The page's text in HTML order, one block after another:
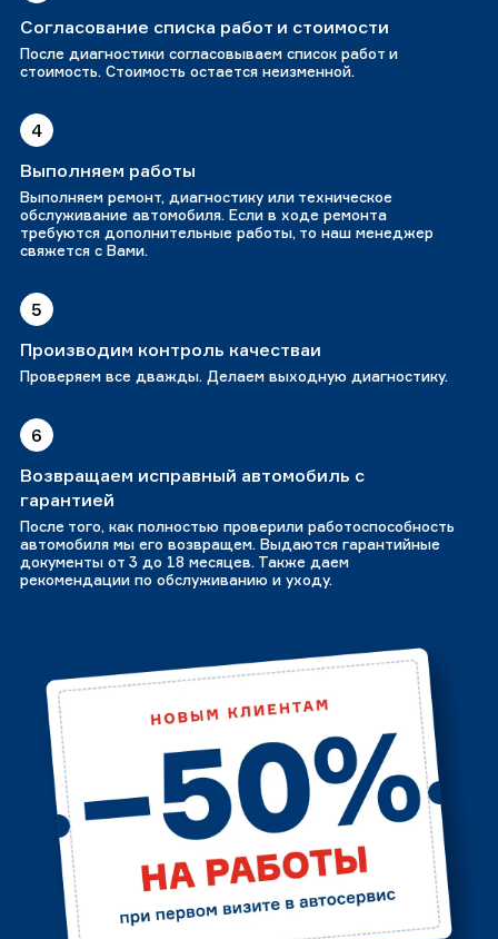
Согласование списка работ и стоимости
После диагностики согласовываем список работ и
стоимость. Стоимость остается неизменной.
4
Выполняем работы
Выполняем ремонт, диагностику или техническое
обслуживание автомобиля. Если в ходе ремонта
требуются дополнительные работы, то наш менеджер
свяжется с Вами.
5
Производим контроль качестваи
Проверяем все дважды. Делаем выходную диагностику.
6
Возвращаем исправный автомобиль с
гарантией
После того, как полностью проверили работоспособность
автомобиля мы его возвращем. Выдаются гарантийные
документы от 3 до 18 месяцев. Также даем
рекомендации по обслуживанию и уходу.